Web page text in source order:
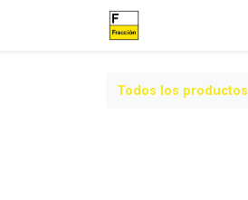
Todos los productos